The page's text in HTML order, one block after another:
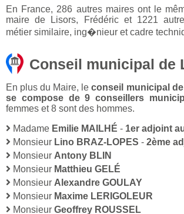
En France, 286 autres maires ont le
maire de Lisors, Frédéric et 1221
métier similaire, ing�nieur et cadre
Conseil municipal de
En plus du Maire, leconseil municipal
se compose de 9 conseillers
femmes et 8 sont des hommes.
Madame Emilie MAILHÉ - 1er adjoint
Monsieur Lino BRAZ-LOPES - 2ème
Monsieur Antony BLIN
Monsieur Matthieu GELÉ
Monsieur Alexandre GOULAY
Monsieur Maxime LERIGOLEUR
Monsieur Geoffrey ROUSSEL